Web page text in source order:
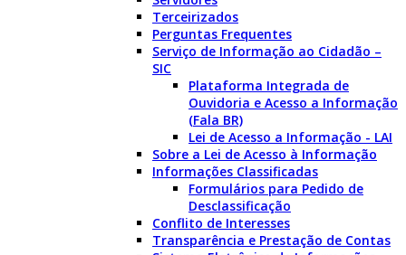
Terceirizados
Perguntas Frequentes
Serviço de Informação ao Cidadão –
SIC
Plataforma Integrada de
Ouvidoria e Acesso a Informação
(Fala BR)
Lei de Acesso a Informação - LAI
Sobre a Lei de Acesso à Informação
Informações Classificadas
Formulários para Pedido de
Desclassificação
Conflito de Interesses
Transparência e Prestação de Contas